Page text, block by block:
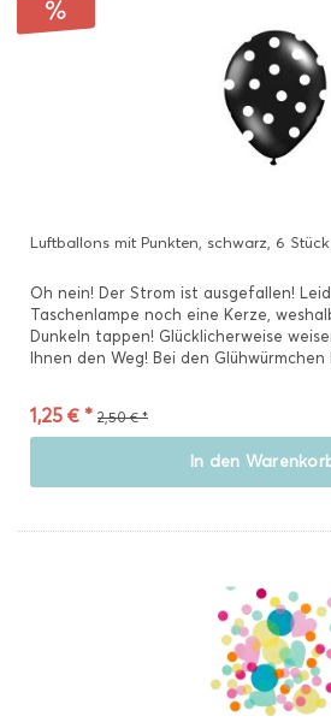
Luftballons mit Punkten, schwarz, 6 Stück
Oh nein! Der Strom ist ausgefallen!
Taschenlampe noch eine Kerze,
Dunkeln tappen! Glücklicherweise
Ihnen den Weg! Bei den Glühwürmchen
1,25 € * 2,50 € *
In den